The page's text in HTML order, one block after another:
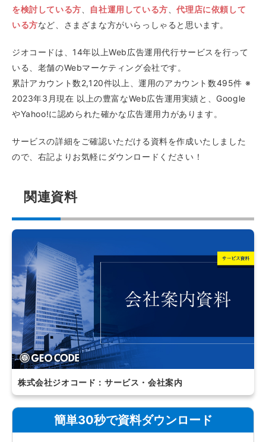
を検討している方
自社運用している方 、代理店に依頼して
いる方など、さまざまな方がいらっしゃると思います。
ジオコードは、14年以上Web広告運用代行サービスを行って
いる、老舗のWebマーケティング会社です。
累計アカウント数2,120件以上、運用のアカウント数495件 ※
2023年3月現在 以上の豊富なWeb広告運用実績と、Google
やYahoo!に認められた確かな広告運用力があります。
サービスの詳細をご確認いただける資料を作成いたしました
ので、右記よりお気軽にダウンロードください！
関連資料
株式会社ジオコード：サービス・会社案内
簡単30秒で資料ダウンロード